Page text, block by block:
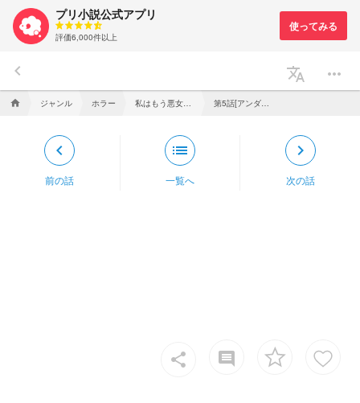
プリ小説公式アプリ
評価6,000件以上
keyboard_arrow_left translate more_horiz
home ジャンル ホラー 第5話[アンダースワップ(後編)]
keyboard_arrow_left
前の話
list
一覧へ
keyboard_arrow_right
次の話
share insert_comment